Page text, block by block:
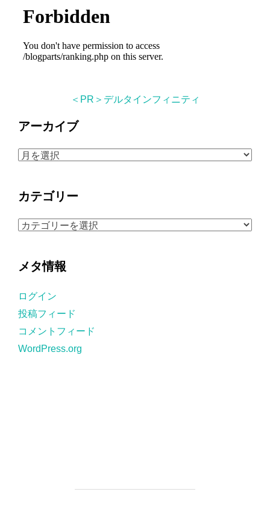
＜PR＞デルタインフィニティ
アーカイブ
ア
ブ
カテゴリー
カ
ー
メタ情報
ログイン
投稿フィード
コメントフィード
WordPress.org